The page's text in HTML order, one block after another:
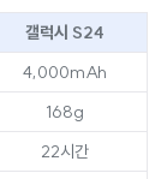
갤럭시 S24
4,000mAh
168g
22시간